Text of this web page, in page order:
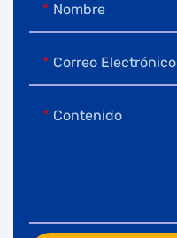
Nombre
Correo Electrónico
Contenido